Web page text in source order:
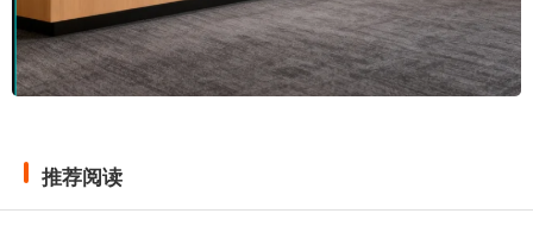
推荐阅读